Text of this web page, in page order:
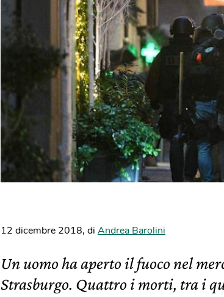
12 dicembre 2018, di Andrea Barolini
Un uomo ha aperto il fuoco nel
Strasburgo. Quattro i morti, tra i